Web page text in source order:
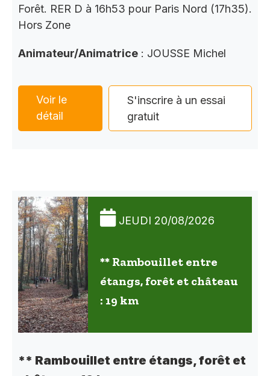
Forêt. RER D à 16h53 pour Paris Nord (17h35).
Hors Zone
Animateur/Animatrice : JOUSSE Michel
Voir le
détail
S'inscrire à un essai
gratuit
JEUDI 20/08/2026
** Rambouillet entre
étangs, forêt et château
: 19 km
** Rambouillet entre étangs, forêt et